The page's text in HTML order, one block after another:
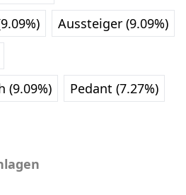
Aussteiger (9.09%)
(9.09%)
Pedant (7.27%)